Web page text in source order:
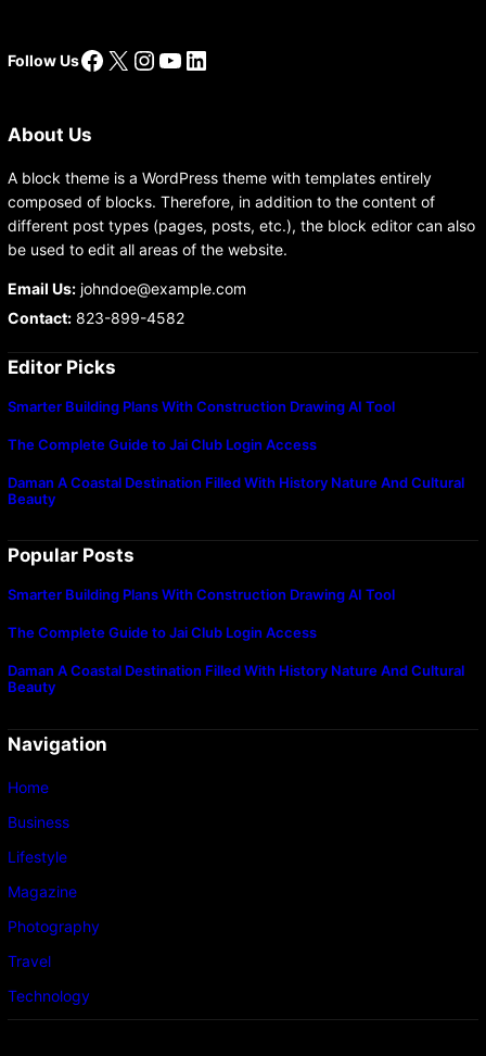
Follow UsFacebook
X Instagram
YouTube
LinkedIn
About Us
A block theme is a WordPress theme with templates entirely
composed of blocks. Therefore, in addition to the content of
different post types (pages, posts, etc.), the block editor can also
be used to edit all areas of the website.
Email Us:johndoe@example.com
Contact:823-899-4582
Editor Picks
Smarter Building Plans With Construction Drawing AI Tool
The Complete Guide to Jai Club Login Access
Daman A Coastal Destination Filled With History Nature And Cultural
Beauty
Popular Posts
Smarter Building Plans With Construction Drawing AI Tool
The Complete Guide to Jai Club Login Access
Daman A Coastal Destination Filled With History Nature And Cultural
Beauty
Navigation
Home
Business
Lifestyle
Magazine
Photography
Travel
Technology